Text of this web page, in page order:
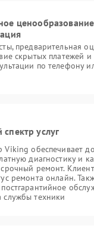
предварительная
скрытых платежей
по телефону
услуг
обеспечивает
диагностику и
ремонт.
ремонта онлайн.
постгарантийное
службы техники